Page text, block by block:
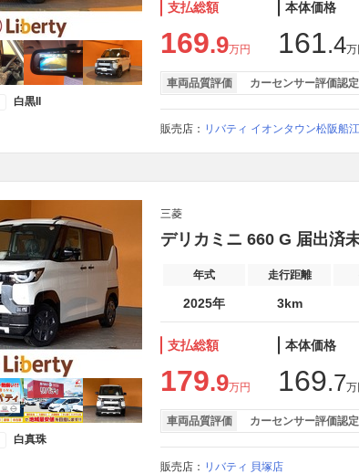
白黒II
支払総額
169.9万円
本体価格
161.4万
車両品質評価 カーセンサー評価認定
販売店： リバティ イオンタウン松阪船
白真珠
三菱
デリカミニ 660 G 届出済
年式 走行距離
2025年 3km
支払総額
179.9万円
本体価格
169.7万
車両品質評価 カーセンサー評価認定
販売店： リバティ 貝塚店